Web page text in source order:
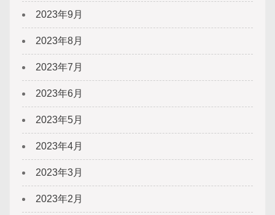
2023年9月
2023年8月
2023年7月
2023年6月
2023年5月
2023年4月
2023年3月
2023年2月